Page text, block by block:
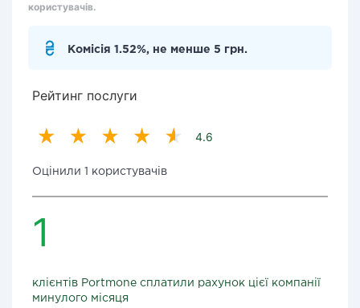
користувачів.
Комісія 1.52%, не менше 5 грн.
Рейтинг послуги
4.6
Оцінили 1 користувачів
1
клієнтів Portmone сплатили рахунок цієї компанії
минулого місяця